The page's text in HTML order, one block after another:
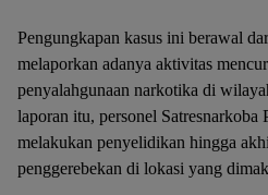
Pengungkapan kasus ini berawal
melaporkan adanya aktivitas
penyalahgunaan narkotika di
laporan itu, personel Satresnarkoba
melakukan penyelidikan hingga
penggerebekan di lokasi yang